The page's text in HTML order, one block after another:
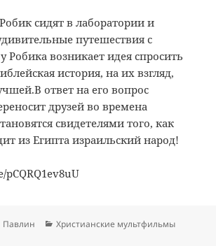
сидят в лаборатории и
путешествия с
Робика возникает идея спросить
история, на их взгляд,
ответ на его вопрос
друзей во времена
свидетелями того, как
из Египта израильский народ!
Автор
Павлин Рубрики
Христианские мультфильмы